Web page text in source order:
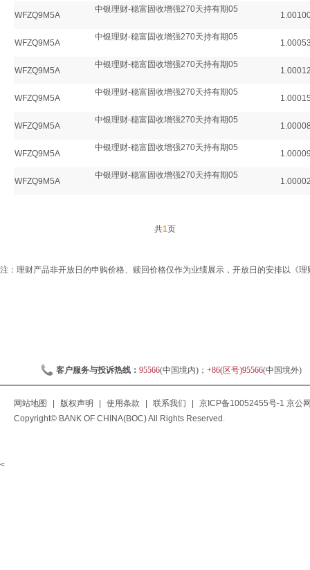
WFZQ9M5A
中银理财-稳富固收增强270天持有期05
WFZQ9M5A
中银理财-稳富固收增强270天持有期05
WFZQ9M5A
中银理财-稳富固收增强270天持有期05
WFZQ9M5A
中银理财-稳富固收增强270天持有期05
WFZQ9M5A
中银理财-稳富固收增强270天持有期05
WFZQ9M5A
中银理财-稳富固收增强270天持有期05
WFZQ9M5A
中银理财-稳富固收增强270天持有期05
共1页
注：理财产品非开放日的申购价格、赎回价格仅作为业绩展示，开放日的安排以《
客户服务与投诉热线： 95566(中国境内)； +86(区号)95566(中国境外)
网站地图 版权声明 使用条款 联系我们 京ICP备10052455号-1 京公
Copyright© BANK OF CHINA(BOC) All Rights Reserved.
<